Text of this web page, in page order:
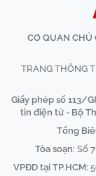
CƠ QUAN CHỦ
TRANG THÔNG
Giấy phép số 113/
tin điện tử - Bộ
Tổng
Tòa soạn: Số
VPĐD tại TP.HCM: